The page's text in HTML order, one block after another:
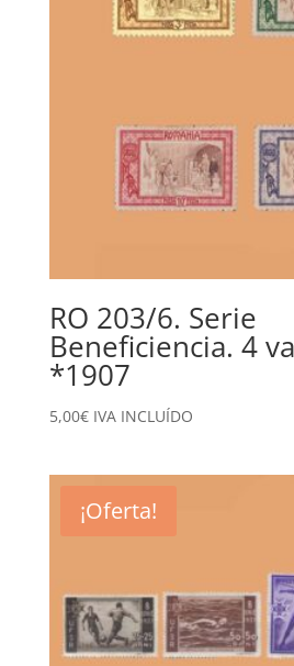
RO 203/6. Serie
Beneficiencia. 4
*1907
5,00€ IVA INCLUÍDO
¡Oferta!